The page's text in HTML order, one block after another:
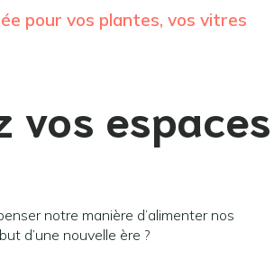
pour vos plantes, vos vitres
vos espaces
notre manière d’alimenter nos
d’une nouvelle ère ?